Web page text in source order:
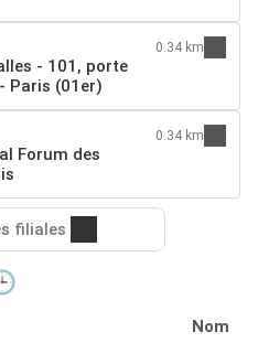
- 101, porte
Paris (01er)
0.34 km
Forum des
0.34 km
filiales
Nom